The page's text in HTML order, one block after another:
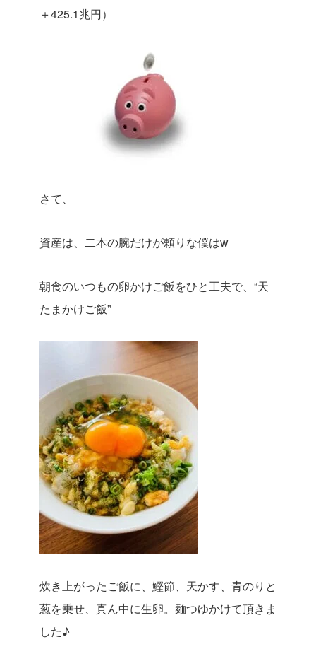
＋425.1兆円）
さて、
資産は、二本の腕だけが頼りな僕はw
朝食のいつもの卵かけご飯をひと工夫で、“天
たまかけご飯”
炊き上がったご飯に、鰹節、天かす、青のりと
葱を乗せ、真ん中に生卵。麺つゆかけて頂きま
した♪